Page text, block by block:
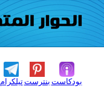
تيلكرامبنترست بودكاست